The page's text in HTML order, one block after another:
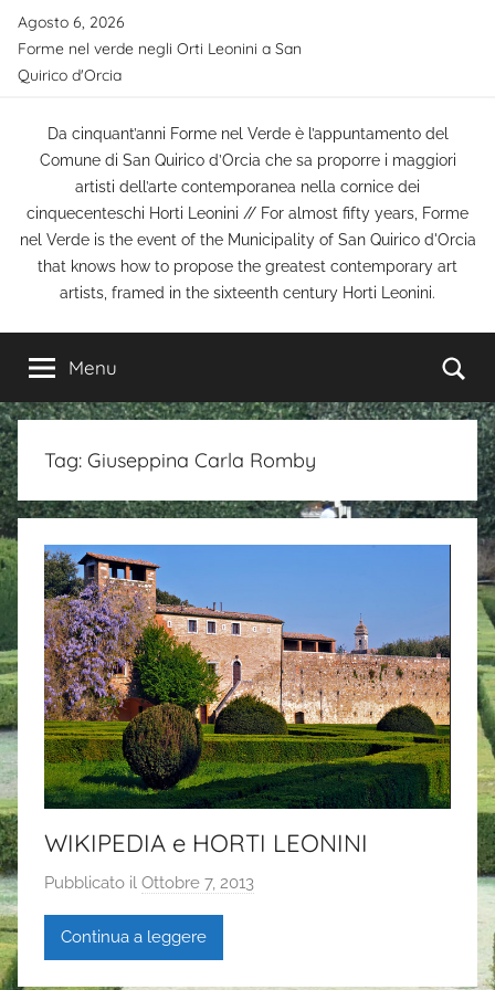
Salta
contenuto
Agosto 6, 2026
Forme nel verde negli Orti Leonini a San
Quirico d'Orcia
Da cinquant’anni Forme nel Verde è l’appuntamento del
Comune di San Quirico d’Orcia che sa proporre i maggiori
artisti dell’arte contemporanea nella cornice dei
cinquecenteschi Horti Leonini // For almost fifty years, Forme
nel Verde is the event of the Municipality of San Quirico d'Orcia
that knows how to propose the greatest contemporary art
artists, framed in the sixteenth century Horti Leonini.
Menu
Tag: Giuseppina Carla Romby
WIKIPEDIA e HORTI LEONINI
Pubblicato il Ottobre 7, 2013
Continua a leggere